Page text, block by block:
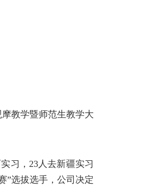
教学暨师范生教学大
习，23人去新疆实习
”选拔选手，公司决定